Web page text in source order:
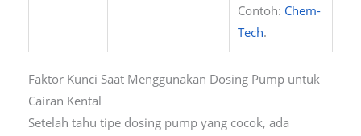
Contoh: Chem-
Tech.
Faktor Kunci Saat Menggunakan Dosing Pump untuk
Cairan Kental
Setelah tahu tipe dosing pump yang cocok, ada